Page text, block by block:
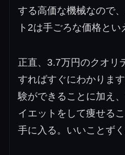
する高価な機械なので
ト2は手ごろな価格とい
正直、3.7万円のクオリ
すればすぐにわかりま
験ができることに加え
イエットをして痩せる
手に入る。いいことずく